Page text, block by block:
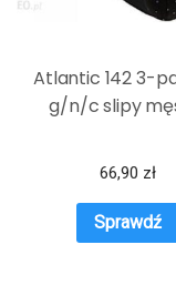
Atlantic 142 3-
g/n/c slipy
66,90 zł
Sprawdź